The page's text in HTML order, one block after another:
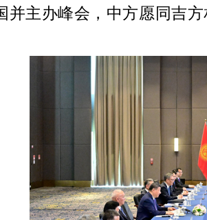
并主办峰会，中方愿同吉